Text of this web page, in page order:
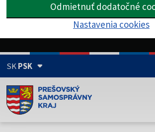
Odmietnuť dodatočné
Nastavenia cookies
SKPSK
Doména psk.sk je oficiálna
Toto je oficiálna webová stránka